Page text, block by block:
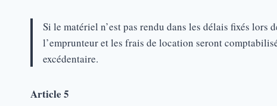
Si le matériel n’est pas rendu dans les délais fixés lors
l’emprunteur et les frais de location seront
excédentaire.
Article 5